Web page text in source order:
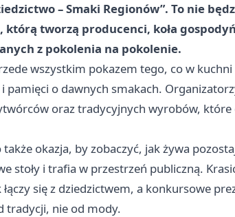
– Smaki Regionów”. To nie
którą tworzą producenci, koła
z pokolenia na pokolenie.
wszystkim pokazem tego, co w
pamięci o dawnych smakach.
oraz tradycyjnych wyrobów,
okazja, by zobaczyć, jak żywa
stoły i trafia w przestrzeń publiczną.
się z dziedzictwem, a konkursowe
tradycji, nie od mody.